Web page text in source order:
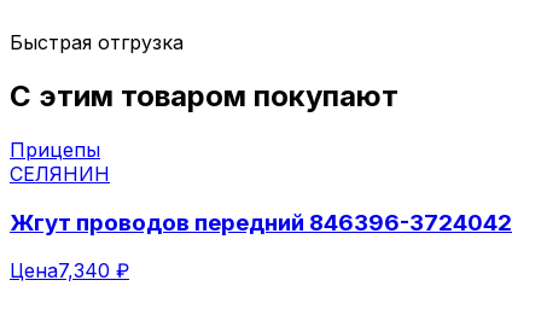
Быстрая отгрузка
С этим товаром покупают
Прицепы
СЕЛЯНИН
Жгут проводов передний 846396-3724042
Цена7,340 ₽